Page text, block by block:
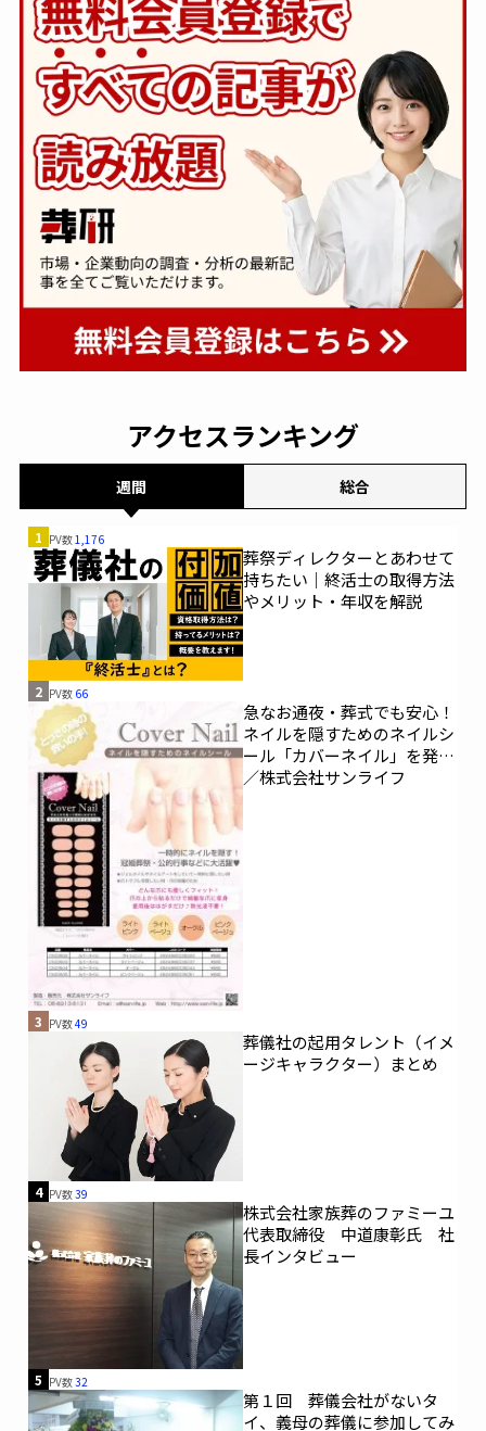
アクセスランキング
週間 総合
1 PV数1,176
葬祭ディレクターとあわせて
持ちたい｜終活士の取得方法
やメリット・年収を解説
2 PV数 66
急なお通夜・葬式でも安心！
ネイルを隠すためのネイルシ
ール「カバーネイル」を発売
／株式会社サンライフ
3 PV数49
葬儀社の起用タレント（イメ
ージキャラクター）まとめ
4 PV数39
株式会社家族葬のファミーユ
代表取締役 中道康彰氏 社
長インタビュー
5 PV数32
第１回 葬儀会社がないタ
イ、義母の葬儀に参加してみ